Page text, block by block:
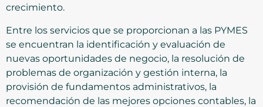
crecimiento.
Entre los servicios que se proporcionan a las PYMES
se encuentran la identificación y evaluación de
nuevas oportunidades de negocio, la resolución de
problemas de organización y gestión interna, la
provisión de fundamentos administrativos, la
recomendación de las mejores opciones contables, la